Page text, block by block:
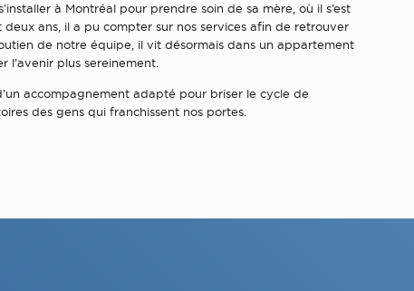
à Montréal pour prendre soin de sa mère, où il s’est
ans, il a pu compter sur nos services afin de retrouver
de notre équipe, il vit désormais dans un appartement
l’avenir plus sereinement.
accompagnement adapté pour briser le cycle de
des gens qui franchissent nos portes.